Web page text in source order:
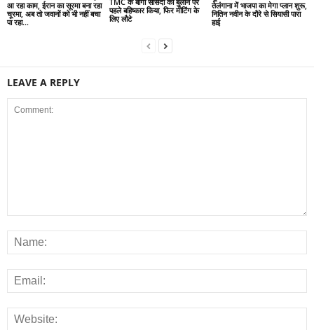
आ रहा काम, ईरान का सूरमा बना रहा
चूरमा, अब तो जवानों को भी नहीं बचा
पा रहा...
पहले बहिष्कार किया, फिर मीटिंग के
लिए लौटे
तेलंगाना में भाजपा का मेगा प्लान शुरू,
नितिन नवीन के दौरे से सियासी पारा
हाई
LEAVE A REPLY